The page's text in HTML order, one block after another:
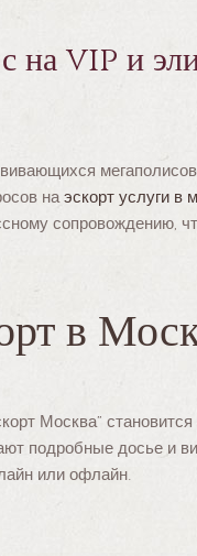
на vip и
наэскорт услуги в
сопровождению,
в
Москва”
подробные досье и
или офлайн.